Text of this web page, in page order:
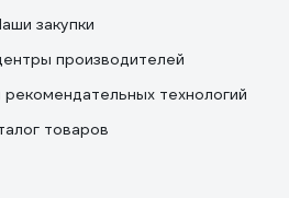
закупки
производителей
технологий
товаров